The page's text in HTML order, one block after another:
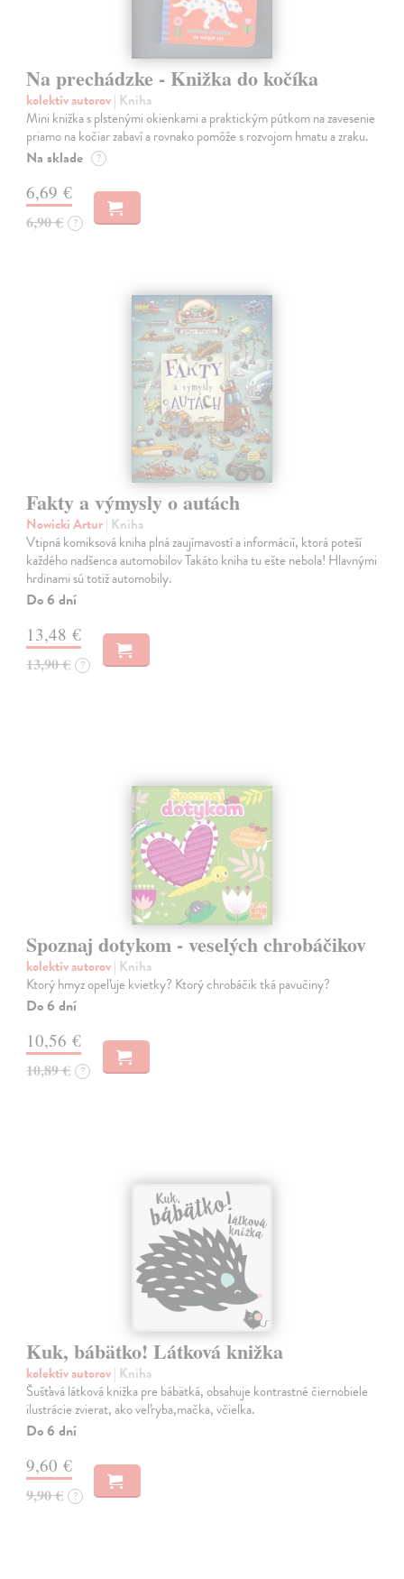
Na prechádzke - Knižka do kočíka
kolektív autorov| Kniha
Mini knižka s plstenými okienkami a praktickým pútkom na zavesenie
priamo na kočiar zabaví a rovnako pomôže s rozvojom hmatu a zraku.
Na sklade ?
6,69 €
6,90 € ?
Fakty a výmysly o autách
Nowicki Artur| Kniha
Vtipná komiksová kniha plná zaujímavostí a informácií, ktorá poteší
každého nadšenca automobilov Takáto kniha tu ešte nebola! Hlavnými
hrdinami sú totiž automobily.
Do 6 dní
13,48 €
13,90 € ?
Spoznaj dotykom - veselých chrobáčikov
kolektív autorov| Kniha
Ktorý hmyz opeľuje kvietky? Ktorý chrobáčik tká pavučiny?
Do 6 dní
10,56 €
10,89 € ?
Kuk, bábätko! Látková knižka
kolektív autorov| Kniha
Šušťavá látková knižka pre bábätká, obsahuje kontrastné čiernobiele
ilustrácie zvierat, ako veľryba,mačka, včielka.
Do 6 dní
9,60 €
9,90 € ?